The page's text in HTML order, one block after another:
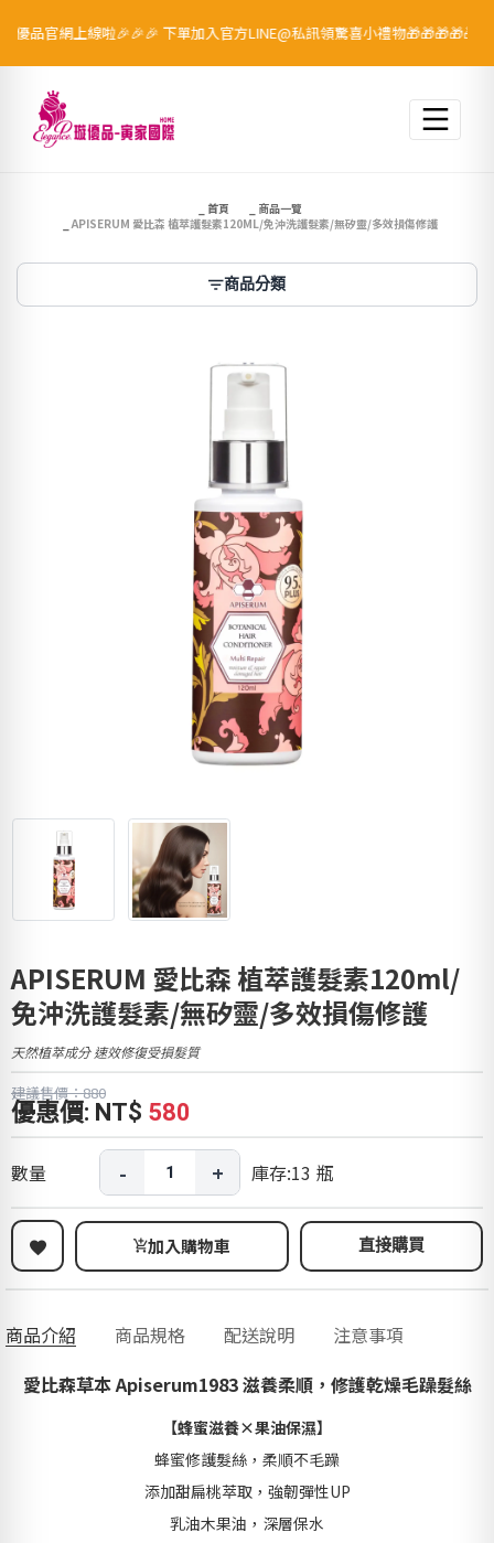
品官網上線啦🎉🎉🎉 下單加入官方LINE@私訊領驚喜小禮物🎁🎁🎁🎁🎁！
首頁
商品一覽
APISERUM 愛比森 植萃護髮素120ML/免沖洗護髮素/無矽靈/多效損傷修護
商品分類
APISERUM 愛比森 植萃護髮素120ml/
免沖洗護髮素/無矽靈/多效損傷修護
天然植萃成分 速效修復受損髮質
建議售價：880
優惠價: NT$ 580
數量 - + 庫存:13 瓶
加入購物車 直接購買
商品介紹 商品規格 配送說明
注意事項
愛比森草本 Apiserum1983 滋養柔順，修護乾燥毛躁髮絲
【蜂蜜滋養×果油保濕】
蜂蜜修護髮絲，柔順不毛躁
添加甜扁桃萃取，強韌彈性UP
乳油木果油，深層保水